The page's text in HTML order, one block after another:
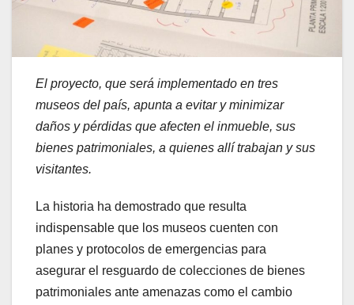
El proyecto, que será implementado en tres
museos del país, apunta a evitar y minimizar
daños y pérdidas que afecten el inmueble, sus
bienes patrimoniales, a quienes allí trabajan y sus
visitantes.
La historia ha demostrado que resulta
indispensable que los museos cuenten con
planes y protocolos de emergencias para
asegurar el resguardo de colecciones de bienes
patrimoniales ante amenazas como el cambio